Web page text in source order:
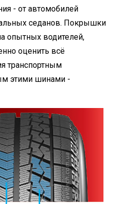
- от автомобилей
седанов. Покрышки
опытных водителей,
оценить всё
транспортным
этими шинами -